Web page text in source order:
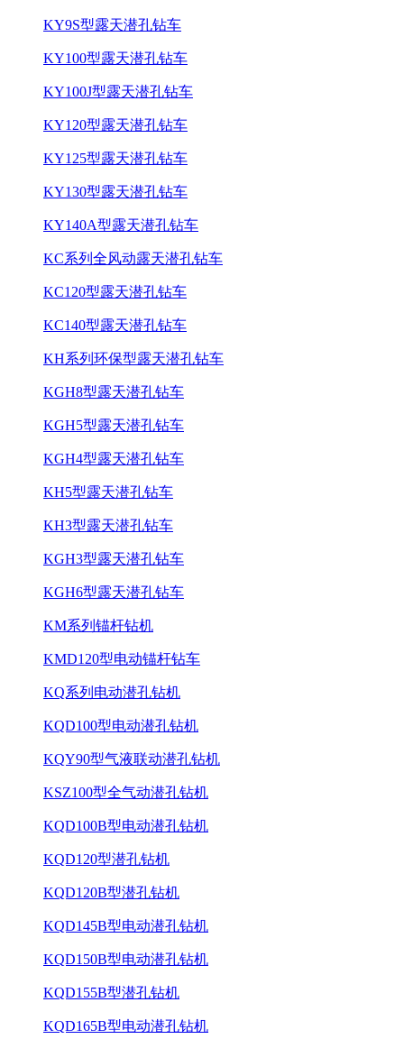
KY9S型露天潜孔钻车
KY100型露天潜孔钻车
KY100J型露天潜孔钻车
KY120型露天潜孔钻车
KY125型露天潜孔钻车
KY130型露天潜孔钻车
KY140A型露天潜孔钻车
KC系列全风动露天潜孔钻车
KC120型露天潜孔钻车
KC140型露天潜孔钻车
KH系列环保型露天潜孔钻车
KGH8型露天潜孔钻车
KGH5型露天潜孔钻车
KGH4型露天潜孔钻车
KH5型露天潜孔钻车
KH3型露天潜孔钻车
KGH3型露天潜孔钻车
KGH6型露天潜孔钻车
KM系列锚杆钻机
KMD120型电动锚杆钻车
KQ系列电动潜孔钻机
KQD100型电动潜孔钻机
KQY90型气液联动潜孔钻机
KSZ100型全气动潜孔钻机
KQD100B型电动潜孔钻机
KQD120型潜孔钻机
KQD120B型潜孔钻机
KQD145B型电动潜孔钻机
KQD150B型电动潜孔钻机
KQD155B型潜孔钻机
KQD165B型电动潜孔钻机